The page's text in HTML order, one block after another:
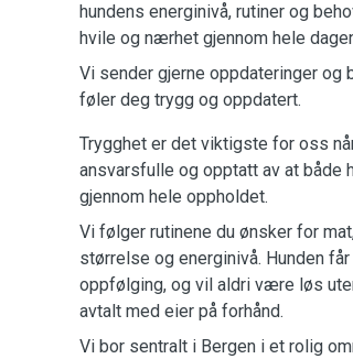
hundens energinivå, rutiner og
hvile og nærhet gjennom hele
Vi sender gjerne oppdateringer
føler deg trygg og oppdatert.
Trygghet er det viktigste for oss
ansvarsfulle og opptatt av at både
gjennom hele oppholdet.
Vi følger rutinene du ønsker for
størrelse og energinivå. Hunden
oppfølging, og vil aldri være løs
avtalt med eier på forhånd.
Vi bor sentralt i Bergen i et rolig